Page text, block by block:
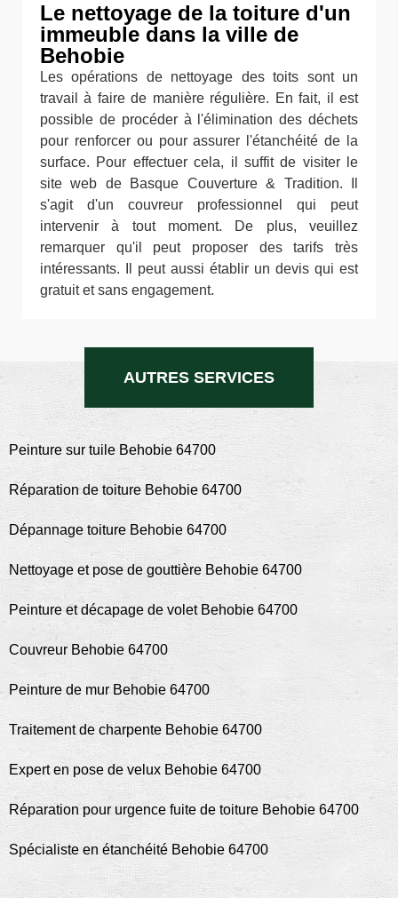
Le nettoyage de la toiture d'un
immeuble dans la ville de
Behobie
Les opérations de nettoyage des toits sont un
travail à faire de manière régulière. En fait, il est
possible de procéder à l'élimination des déchets
pour renforcer ou pour assurer l'étanchéité de la
surface. Pour effectuer cela, il suffit de visiter le
site web de Basque Couverture & Tradition. Il
s'agit d'un couvreur professionnel qui peut
intervenir à tout moment. De plus, veuillez
remarquer qu'il peut proposer des tarifs très
intéressants. Il peut aussi établir un devis qui est
gratuit et sans engagement.
AUTRES SERVICES
Peinture sur tuile Behobie 64700
Réparation de toiture Behobie 64700
Dépannage toiture Behobie 64700
Nettoyage et pose de gouttière Behobie 64700
Peinture et décapage de volet Behobie 64700
Couvreur Behobie 64700
Peinture de mur Behobie 64700
Traitement de charpente Behobie 64700
Expert en pose de velux Behobie 64700
Réparation pour urgence fuite de toiture Behobie 64700
Spécialiste en étanchéité Behobie 64700